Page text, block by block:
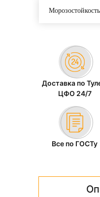
Морозостойкость
Доставка по
ЦФО 24/7
Все по ГОСТу